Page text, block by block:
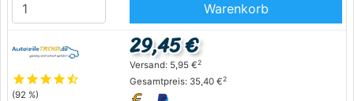
Warenkorb
starstarstarstarstar_half
(92 %)
29,45 €
Versand: 5,95 €2
Gesamtpreis: 35,40 €2